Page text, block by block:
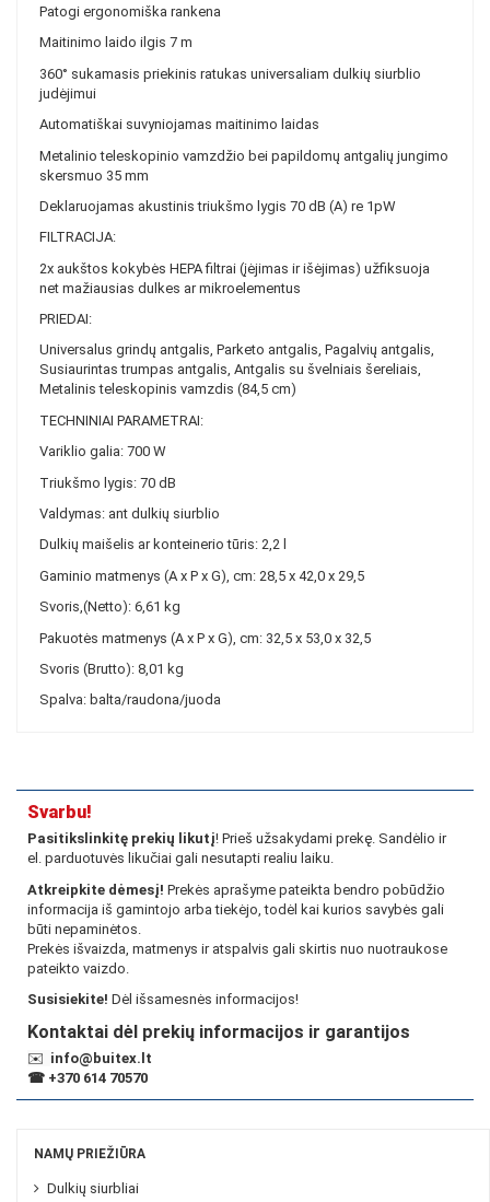
Patogi ergonomiška rankena
Maitinimo laido ilgis 7 m
360° sukamasis priekinis ratukas universaliam dulkių siurblio
judėjimui
Automatiškai suvyniojamas maitinimo laidas
Metalinio teleskopinio vamzdžio bei papildomų antgalių jungimo
skersmuo 35 mm
Deklaruojamas akustinis triukšmo lygis 70 dB (A) re 1pW
FILTRACIJA:
2x aukštos kokybės HEPA filtrai (įėjimas ir išėjimas) užfiksuoja
net mažiausias dulkes ar mikroelementus
PRIEDAI:
Universalus grindų antgalis, Parketo antgalis, Pagalvių antgalis,
Susiaurintas trumpas antgalis, Antgalis su švelniais šereliais,
Metalinis teleskopinis vamzdis (84,5 cm)
TECHNINIAI PARAMETRAI:
Variklio galia: 700 W
Triukšmo lygis: 70 dB
Valdymas: ant dulkių siurblio
Dulkių maišelis ar konteinerio tūris: 2,2 l
Gaminio matmenys (A x P x G), cm: 28,5 x 42,0 x 29,5
Svoris,(Netto): 6,61 kg
Pakuotės matmenys (A x P x G), cm: 32,5 x 53,0 x 32,5
Svoris (Brutto): 8,01 kg
Spalva: balta/raudona/juoda
Svarbu!
Pasitikslinkitę prekių likutį! Prieš užsakydami prekę. Sandėlio ir
el. parduotuvės likučiai gali nesutapti realiu laiku.
Atkreipkite dėmesį! Prekės aprašyme pateikta bendro pobūdžio
informacija iš gamintojo arba tiekėjo, todėl kai kurios savybės gali
būti nepaminėtos.
Prekės išvaizda, matmenys ir atspalvis gali skirtis nuo nuotraukose
pateikto vaizdo.
Susisiekite! Dėl išsamesnės informacijos!
Kontaktai dėl prekių informacijos ir garantijos
✉️ info@buitex.lt
☎ +370 614 70570
NAMŲ PRIEŽIŪRA
Dulkių siurbliai